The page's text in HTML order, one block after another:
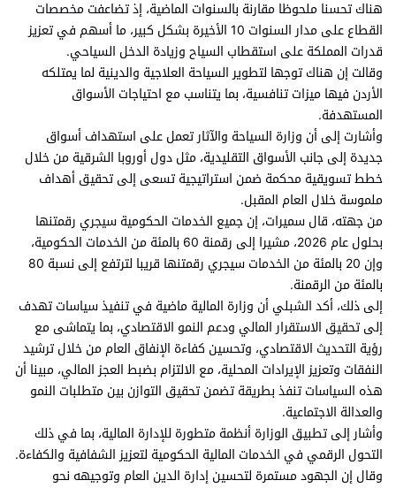
هناك تحسنا ملحوظا مقارنة بالسنوات الماضية، إذ تضاعفت مخصصات
القطاع على مدار السنوات 10 الأخيرة بشكل كبير، ما أسهم في تعزيز
قدرات المملكة على استقطاب السياح وزيادة الدخل السياحي.
وقالت إن هناك توجها لتطوير السياحة العلاجية والدينية لما يمتلكه
الأردن فيها ميزات تنافسية، بما يتناسب مع احتياجات الأسواق
المستهدفة.
وأشارت إلى أن وزارة السياحة والآثار تعمل على استهداف أسواق
جديدة إلى جانب الأسواق التقليدية، مثل دول أوروبا الشرقية من خلال
خطط تسويقية محكمة ضمن استراتيجية تسعى إلى تحقيق أهداف
ملموسة خلال العام المقبل.
من جهته، قال سميرات، إن جميع الخدمات الحكومية سيجري رقمتنها
بحلول عام 2026، مشيرا إلى رقمنة 60 بالمئة من الخدمات الحكومية،
وإن 20 بالمئة من الخدمات سيجري رقمتنها قريبا لترتفع إلى نسبة 80
بالمئة من الرقمنة.
إلى ذلك، أكد الشبلي أن وزارة المالية ماضية في تنفيذ سياسات تهدف
إلى تحقيق الاستقرار المالي ودعم النمو الاقتصادي، بما يتماشى مع
رؤية التحديث الاقتصادي، وتحسين كفاءة الإنفاق العام من خلال ترشيد
النفقات وتعزيز الإيرادات المحلية، مع الالتزام بضبط العجز المالي، مبينا أن
هذه السياسات تنفذ بطريقة تضمن تحقيق التوازن بين متطلبات النمو
والعدالة الاجتماعية.
وأشار إلى تطبيق الوزارة أنظمة متطورة للإدارة المالية، بما في ذلك
التحول الرقمي في الخدمات المالية الحكومية لتعزيز الشفافية والكفاءة.
وقال إن الجهود مستمرة لتحسين إدارة الدين العام وتوجيهه نحو